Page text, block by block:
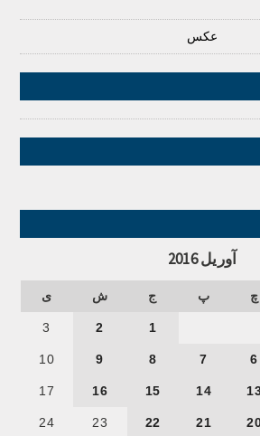
عکس
آوریل 2016
چ پ ج ش ی
1
2
3
6
7
8
9
10
14
15
16
17
21
22
23
24